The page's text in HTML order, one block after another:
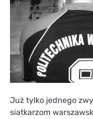
Już tylko jednego
siatkarzom